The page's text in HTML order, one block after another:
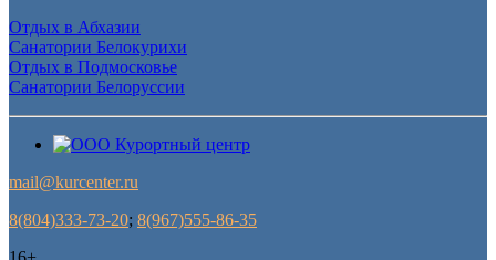
Отдых в Абхазии
Санатории Белокурихи
Отдых в Подмосковье
Санатории Белоруссии
mail@kurcenter.ru
8(804)333-73-20; 8(967)555-86-35